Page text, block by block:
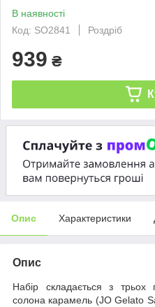
В наявності
Код: SO2841
Роздріб
939 ₴
Опис Характеристики
Опис
Набір складається з трьох
солона карамель (JO Gelato